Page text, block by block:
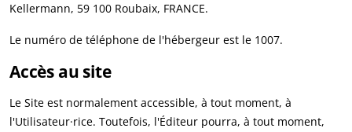
Kellermann, 59 100 Roubaix, FRANCE.
Le numéro de téléphone de l'hébergeur est le 1007.
Accès au site
Le Site est normalement accessible, à tout moment, à
l'Utilisateur·rice. Toutefois, l'Éditeur pourra, à tout moment,